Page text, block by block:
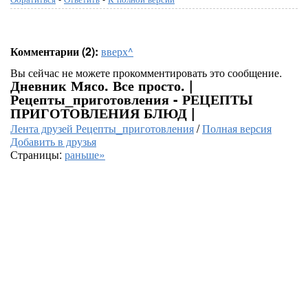
Комментарии (2): вверх^
Вы сейчас не можете прокомментировать это сообщение.
Дневник Мясо. Все просто. |
Рецепты_приготовления - РЕЦЕПТЫ
ПРИГОТОВЛЕНИЯ БЛЮД |
Лента друзей Рецепты_приготовления/Полная версия
Добавить в друзья
Страницы: раньше»